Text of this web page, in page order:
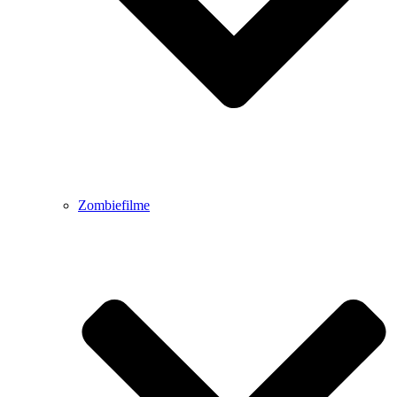
Zombiefilme